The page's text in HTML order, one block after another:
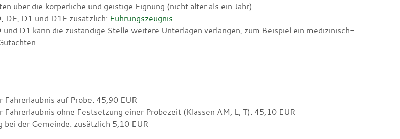
über die körperliche und geistige Eignung (nicht älter als ein Jahr)
DE, D1 und D1E zusätzlich: Führungszeugnis
und D1 kann die zuständige Stelle weitere Unterlagen verlangen, zum Beispiel ein medizinisch-
Fahrerlaubnis auf Probe: 45,90 EUR
Fahrerlaubnis ohne Festsetzung einer Probezeit (Klassen AM, L, T): 45,10 EUR
bei der Gemeinde: zusätzlich 5,10 EUR